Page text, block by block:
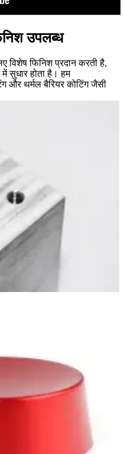
उपलब्ध
विशेष फिनिश प्रदान करती है,
सुधार होता है। हम
और थर्मल बैरियर कोटिंग जैसी